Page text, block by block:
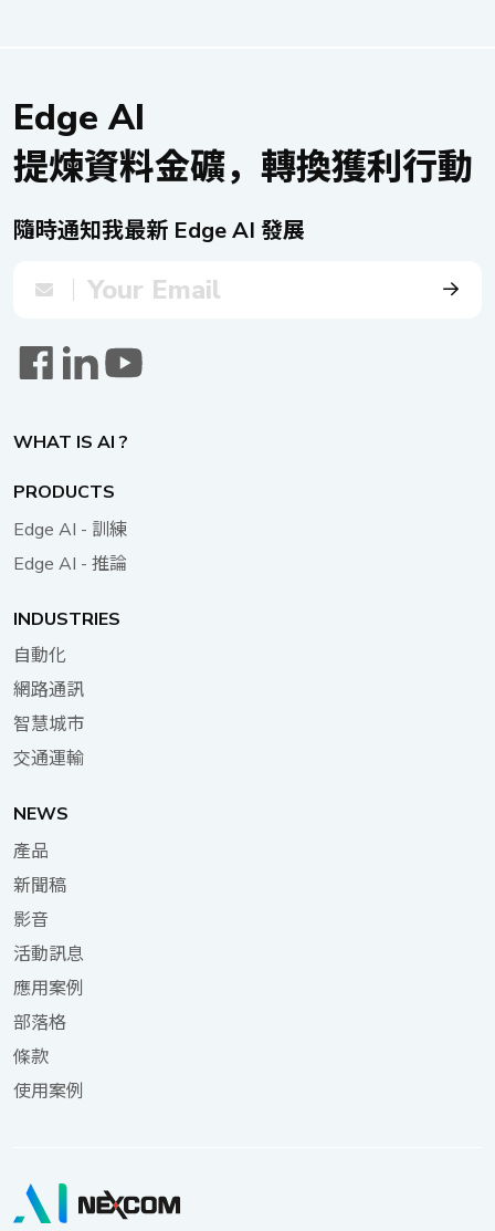
Edge AI
提煉資料金礦，轉換獲利行動
隨時通知我最新 Edge AI 發展
WHAT IS AI ?
PRODUCTS
Edge AI - 訓練
Edge AI - 推論
INDUSTRIES
自動化
網路通訊
智慧城市
交通運輸
NEWS
產品
新聞稿
影音
活動訊息
應用案例
部落格
條款
使用案例